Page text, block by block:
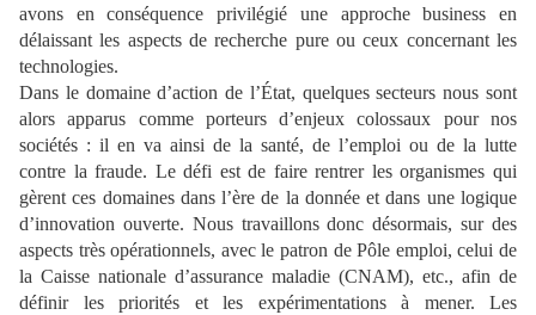
avons en conséquence privilégié une approche business en
délaissant les aspects de recherche pure ou ceux concernant les
technologies.
Dans le domaine d’action de l’État, quelques secteurs nous sont
alors apparus comme porteurs d’enjeux colossaux pour nos
sociétés : il en va ainsi de la santé, de l’emploi ou de la lutte
contre la fraude. Le défi est de faire rentrer les organismes qui
gèrent ces domaines dans l’ère de la donnée et dans une logique
d’innovation ouverte. Nous travaillons donc désormais, sur des
aspects très opérationnels, avec le patron de Pôle emploi, celui de
la Caisse nationale d’assurance maladie (CNAM), etc., afin de
définir les priorités et les expérimentations à mener. Les